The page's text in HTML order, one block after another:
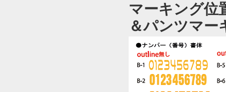
マーキング
＆パンツマー